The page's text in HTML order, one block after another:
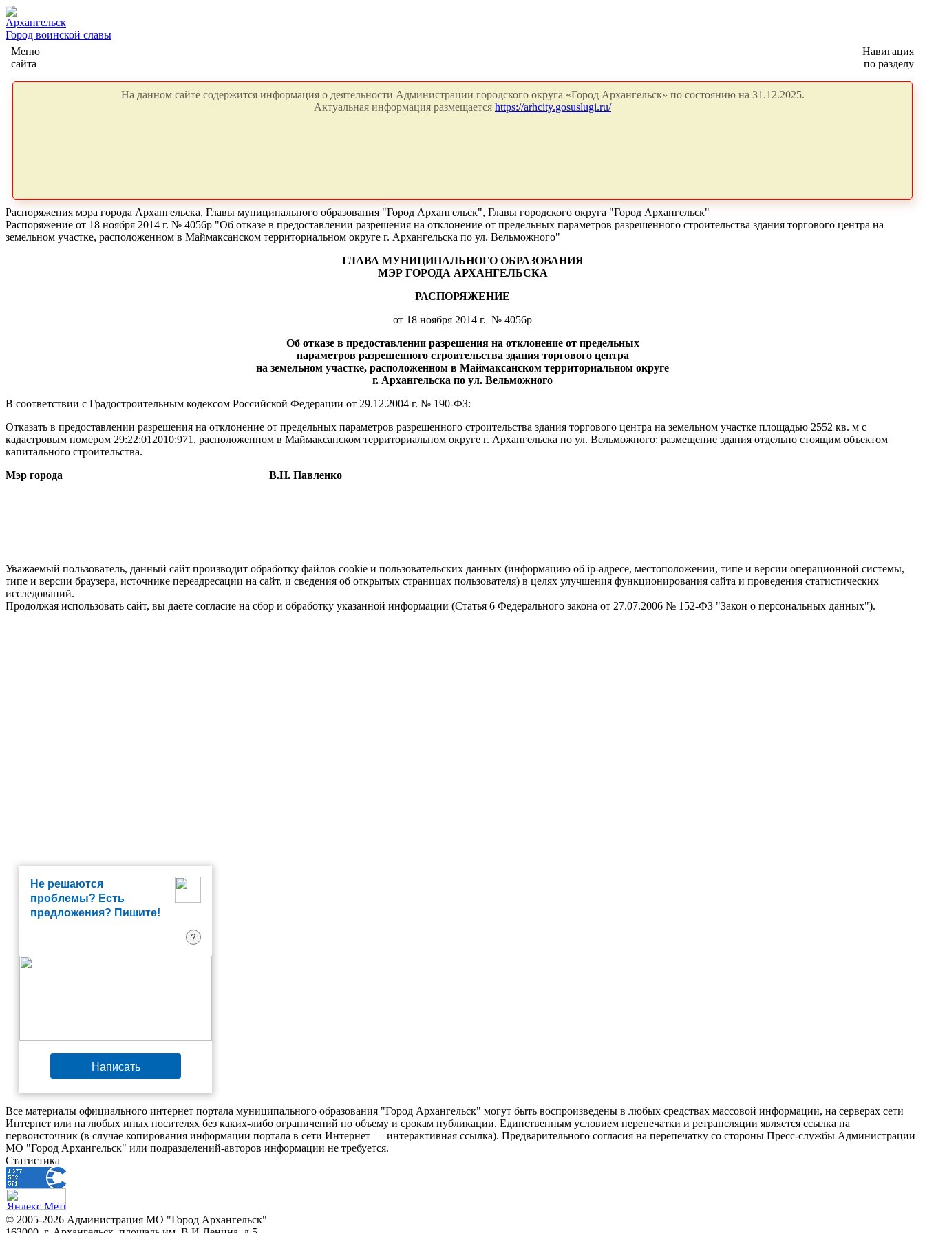
Архангельск
Город воинской славы
Меню
сайта
Навигация
по разделу
На данном сайте содержится информация о деятельности Администрации городского округа «Город Архангельск» по состоянию на 31.12.2025.
Актуальная информация размещается https://arhcity.gosuslugi.ru/
Распоряжения мэра города Архангельска, Главы муниципального образования "Город Архангельск", Главы городского округа "Город Архангельск"
Распоряжение от 18 ноября 2014 г. № 4056р "Об отказе в предоставлении разрешения на отклонение от предельных параметров разрешенного строительства здания торгового центра на
земельном участке, расположенном в Маймаксанском территориальном округе г. Архангельска по ул. Вельможного"
ГЛАВА МУНИЦИПАЛЬНОГО ОБРАЗОВАНИЯ
МЭР ГОРОДА АРХАНГЕЛЬСКА
РАСПОРЯЖЕНИЕ
от 18 ноября 2014 г. № 4056р
Об отказе в предоставлении разрешения на отклонение от предельных
параметров разрешенного строительства здания торгового центра
на земельном участке, расположенном в Маймаксанском территориальном округе
г. Архангельска по ул. Вельможного
В соответствии с Градостроительным кодексом Российской Федерации от 29.12.2004 г. № 190-ФЗ:
Отказать в предоставлении разрешения на отклонение от предельных параметров разрешенного строительства здания торгового центра на земельном участке площадью 2552 кв. м с
кадастровым номером 29:22:012010:971, расположенном в Маймаксанском территориальном округе г. Архангельска по ул. Вельможного: размещение здания отдельно стоящим объектом
капитального строительства.
Мэр города В.Н. Павленко
Уважаемый пользователь, данный сайт производит обработку файлов cookie и пользовательских данных (информацию об ip-адресе, местоположении, типе и версии операционной системы,
типе и версии браузера, источнике переадресации на сайт, и сведения об открытых страницах пользователя) в целях улучшения функционирования сайта и проведения статистических
исследований.
Продолжая использовать сайт, вы даете согласие на сбор и обработку указанной информации (Статья 6 Федерального закона от 27.07.2006 № 152-ФЗ "Закон о персональных данных").
Не решаются
проблемы? Есть
предложения? Пишите!
?
Написать
Все материалы официального интернет портала муниципального образования "Город Архангельск" могут быть воспроизведены в любых средствах массовой информации, на серверах сети
Интернет или на любых иных носителях без каких-либо ограничений по объему и срокам публикации. Единственным условием перепечатки и ретрансляции является ссылка на
первоисточник (в случае копирования информации портала в сети Интернет — интерактивная ссылка). Предварительного согласия на перепечатку со стороны Пресс-службы Администрации
МО "Город Архангельск" или подразделений-авторов информации не требуется.
Статистика
© 2005-2026 Администрация МО "Город Архангельск"